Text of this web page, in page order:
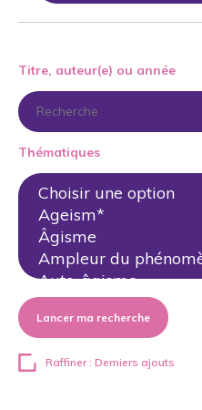
Titre, auteur(e) ou année
Thématiques
Lancer ma recherche
Raffiner : Derniers ajouts